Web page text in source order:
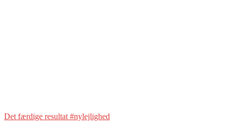
Det færdige resultat #nylejlighed